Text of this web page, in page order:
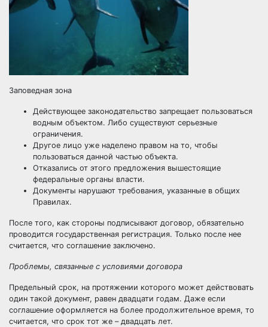
Заповедная зона
Действующее законодательство запрещает пользоваться
водным объектом. Либо существуют серьезные
ограничения.
Другое лицо уже наделено правом на то, чтобы
пользоваться данной частью объекта.
Отказались от этого предложения вышестоящие
федеральные органы власти.
Документы нарушают требования, указанные в общих
Правилах.
После того, как стороны подписывают договор, обязательно
проводится государственная регистрация. Только после нее
считается, что соглашение заключено.
Проблемы, связанные с условиями договора
Предельный срок, на протяжении которого может действовать
один такой документ, равен двадцати годам. Даже если
соглашение оформляется на более продолжительное время, то
считается, что срок тот же – двадцать лет.